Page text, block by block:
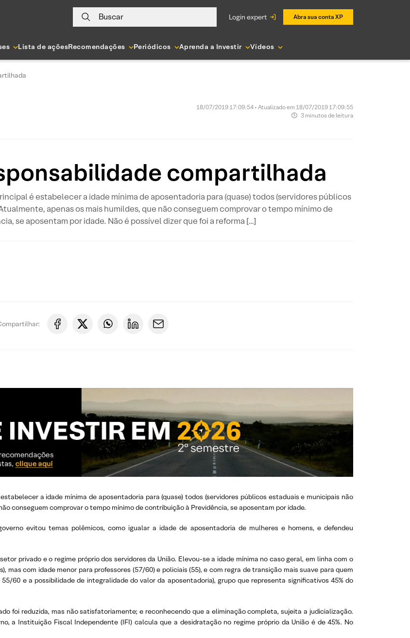
Buscar login expert Abra sua conta XP
Lista de açõesRecomendações Periódicos Aprenda a Investir Vídeos
18/07/2019 17:09:54 • Atualizado em 18/07/2019 17:09:55
3 minutos de leitura
compartilhada
é estabelecer a idade mínima de aposentadoria para (quase) todos (servidores públicos
apenas os mais humildes, que não conseguem comprovar o tempo mínimo de
se aposentam por idade. Não é possível dizer que foi a reforma […]
a idade mínima de aposentadoria para (quase) todos (servidores públicos estaduais e municipais não
conseguem comprovar o tempo mínimo de contribuição à Previdência, se aposentam por idade.
evitou temas polêmicos, como igualar a idade de aposentadoria de mulheres e homens, e defendeu
privado e o regime próprio dos servidores da União. Elevou-se a idade mínima no caso geral, em linha com o
mas com idade menor para professores (57/60) e policiais (55), e com regra de transição mais suave para quem
60 e a possibilidade de integralidade do valor da aposentadoria), grupo que representa significativos 45% do
foi reduzida, mas não satisfatoriamente; e reconhecendo que a eliminação completa, sujeita a judicialização.
a Instituição Fiscal Independente (IFI) calcula que a desidratação no regime próprio da União é de 45%. No